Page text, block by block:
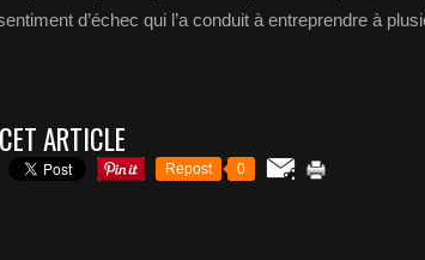
d’échec qui l’a conduit à entreprendre à
ARTICLE
Repost 0